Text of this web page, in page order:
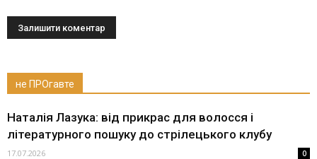
не ПРОгавте
Наталія Лазука: від прикрас для волосся і
літературного пошуку до стрілецького клубу
17.07.2026 0